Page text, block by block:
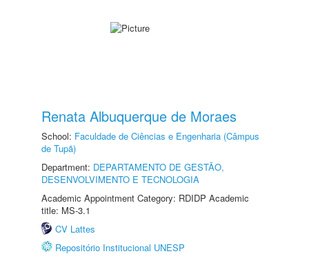
Renata Albuquerque de Moraes
School: Faculdade de Ciências e Engenharia (Câmpus
de Tupã)
Department: DEPARTAMENTO DE GESTÃO,
DESENVOLVIMENTO E TECNOLOGIA
Academic Appointment Category: RDIDP Academic
title: MS-3.1
CV Lattes
Repositório Institucional UNESP